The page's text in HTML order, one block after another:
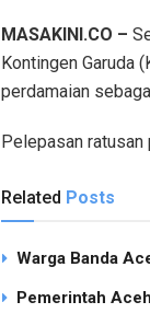
MASAKINI.CO –
Kontingen Garuda
perdamaian
Pelepasan
Related Posts
Warga Banda
Pemerintah